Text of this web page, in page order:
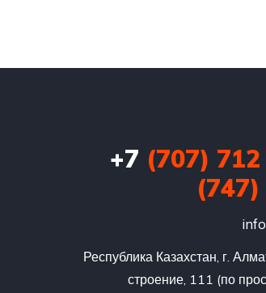
+7 (707)
Республика Казахстан, г.
строение, 111 (по